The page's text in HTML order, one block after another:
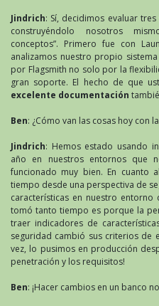
Jindrich: Sí, decidimos evaluar tres
construyéndolo nosotros
conceptos”. Primero fue con
analizamos nuestro propio
por Flagsmith no solo por la
gran soporte. El hecho de que
excelente documentación
Ben: ¿Cómo van las cosas hoy con
Jindrich: Hemos estado usando
año en nuestros entornos que
funcionado muy bien. En cuanto
tiempo desde una perspectiva de
características en nuestro
tomó tanto tiempo es porque la
traer indicadores de
seguridad cambió sus criterios de
vez, lo pusimos en producción
penetración y los requisitos!
Ben: ¡Hacer cambios en un banco